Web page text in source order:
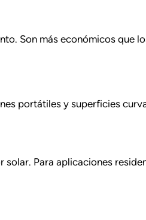
Son más económicos
portátiles y superficies
Para aplicaciones